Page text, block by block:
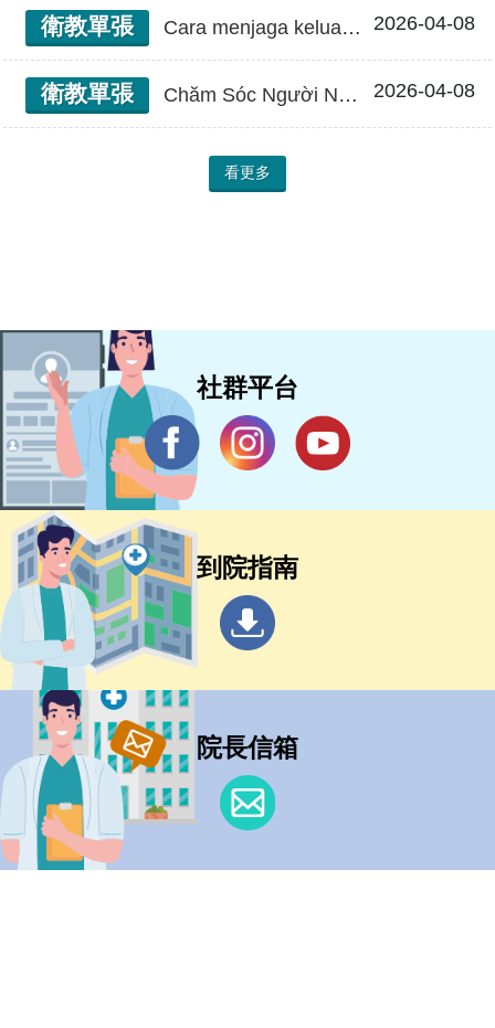
衛教單張 Cara menjaga keluarga yang terkena demensia 如何照顧失智家人(印尼文) 2026-04-08
衛教單張 Chăm Sóc Người Nhà Mất Trí Như Thế Nào 如何照顧失智家人(越南文) 2026-04-08
看更多
社群平台
到院指南
院長信箱